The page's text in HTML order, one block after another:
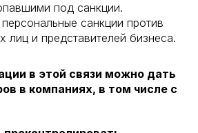
под санкции.
санкции против
лиц и представителей бизнеса.
в этой связи можно дать
в компаниях, в том числе с